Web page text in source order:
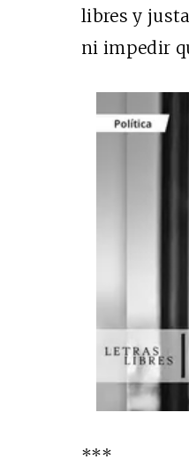
libres y
ni impedir
***